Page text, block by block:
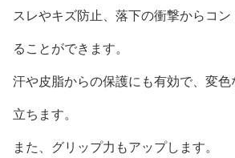
スレやキズ防止、落下の衝撃からコ
ることができます。
汗や皮脂からの保護にも有効で、変
立ちます。
また、グリップ力もアップします。